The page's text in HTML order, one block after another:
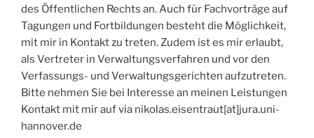
des Öffentlichen Rechts an. Auch für Fachvorträge auf
Tagungen und Fortbildungen besteht die Möglichkeit,
mit mir in Kontakt zu treten. Zudem ist es mir erlaubt,
als Vertreter in Verwaltungsverfahren und vor den
Verfassungs- und Verwaltungsgerichten aufzutreten.
Bitte nehmen Sie bei Interesse an meinen Leistungen
Kontakt mit mir auf via nikolas.eisentraut[at]jura.uni-
hannover.de